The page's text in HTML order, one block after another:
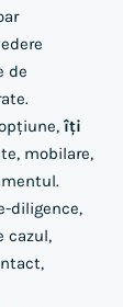
de
îți
mobilare,
diligence,
cazul,